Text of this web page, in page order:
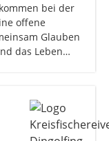
bei der
offene
Glauben
das Leben…